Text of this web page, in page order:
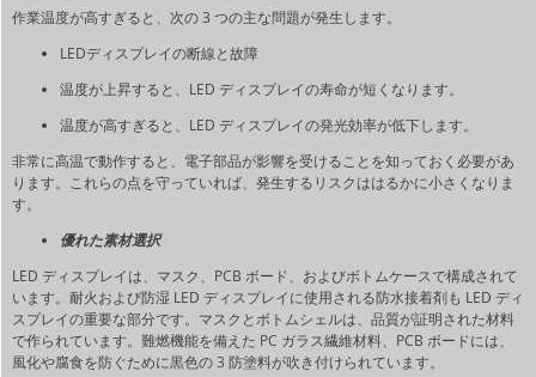
作業温度が高すぎると、次の 3 つの主な問題が発生します。
LEDディスプレイの断線と故障
温度が上昇すると、LED ディスプレイの寿命が短くなります。
温度が高すぎると、LED ディスプレイの発光効率が低下します。
非常に高温で動作すると、電子部品が影響を受けることを知っておく必要があ
ります。これらの点を守っていれば、発生するリスクははるかに小さくなりま
す。
優れた素材選択
LED ディスプレイは、マスク、PCB ボード、およびボトムケースで構成されて
います。耐火および防湿 LED ディスプレイに使用される防水接着剤も LED ディ
スプレイの重要な部分です。マスクとボトムシェルは、品質が証明された材料
で作られています。難燃機能を備えた PC ガラス繊維材料、PCB ボードには、
風化や腐食を防ぐために黒色の 3 防塗料が吹き付けられています。